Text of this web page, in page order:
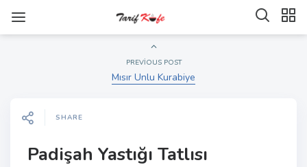
PREVIOUS POST
Mısır Unlu Kurabiye
SHARE
Padişah Yastığı Tatlısı